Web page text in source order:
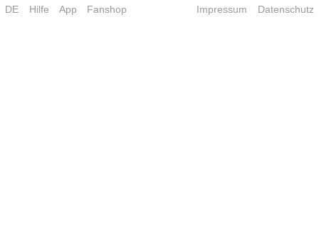
DE Hilfe App Fanshop Impressum Datenschutz